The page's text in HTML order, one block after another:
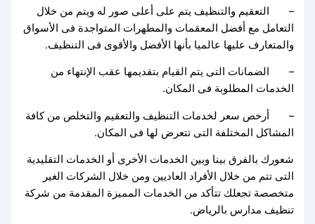
– التعقيم والتنظيف يتم على أعلى صور له ويتم من خلال
التعامل مع أفضل المعقمات والمطهرات المتواجدة فى الأسواق
والمتعارف عليها عالميا بأنها الأفضل والأقوى فى التنظيف.
– الضمانات التى يتم القيام بتقديمها عقب الإنتهاء من
الخدمات المطلوبة فى المكان.
– أرخص سعر لخدمات التنظيف والتعقيم والتخلص من كافة
المشاكل المختلفة التى تتعرض لها فى المكان.
شعورك بالفرق بينا وبين الخدمات الأخرى أو الخدمات التقليدية
التى تتم من خلال الأفراد العاديين ومن خلال الشركات الغير
متخصصة تجعلك تتأكد من الخدمات المميزة المقدمة من شركة
تنظيف مدارس بالرياض.